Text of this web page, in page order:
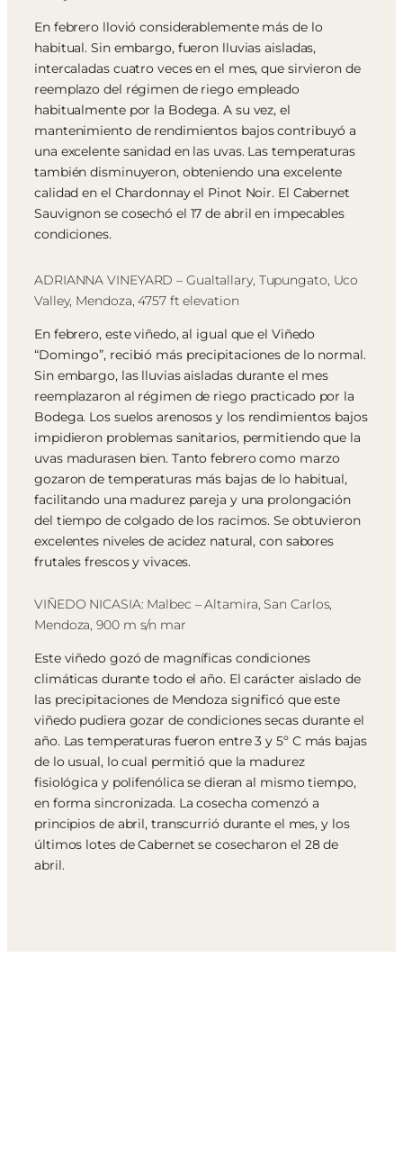
En febrero llovió considerablemente más de lo
habitual. Sin embargo, fueron lluvias aisladas,
intercaladas cuatro veces en el mes, que sirvieron de
reemplazo del régimen de riego empleado
habitualmente por la Bodega. A su vez, el
mantenimiento de rendimientos bajos contribuyó a
una excelente sanidad en las uvas. Las temperaturas
también disminuyeron, obteniendo una excelente
calidad en el Chardonnay el Pinot Noir. El Cabernet
Sauvignon se cosechó el 17 de abril en impecables
condiciones.
ADRIANNA VINEYARD – Gualtallary, Tupungato, Uco
Valley, Mendoza, 4757 ft elevation
En febrero, este viñedo, al igual que el Viñedo
“Domingo”, recibió más precipitaciones de lo normal.
Sin embargo, las lluvias aisladas durante el mes
reemplazaron al régimen de riego practicado por la
Bodega. Los suelos arenosos y los rendimientos bajos
impidieron problemas sanitarios, permitiendo que la
uvas madurasen bien. Tanto febrero como marzo
gozaron de temperaturas más bajas de lo habitual,
facilitando una madurez pareja y una prolongación
del tiempo de colgado de los racimos. Se obtuvieron
excelentes niveles de acidez natural, con sabores
frutales frescos y vivaces.
VIÑEDO NICASIA: Malbec – Altamira, San Carlos,
Mendoza, 900 m s/n mar
Este viñedo gozó de magníficas condiciones
climáticas durante todo el año. El carácter aislado de
las precipitaciones de Mendoza significó que este
viñedo pudiera gozar de condiciones secas durante el
año. Las temperaturas fueron entre 3 y 5º C más bajas
de lo usual, lo cual permitió que la madurez
fisiológica y polifenólica se dieran al mismo tiempo,
en forma sincronizada. La cosecha comenzó a
principios de abril, transcurrió durante el mes, y los
últimos lotes de Cabernet se cosecharon el 28 de
abril.